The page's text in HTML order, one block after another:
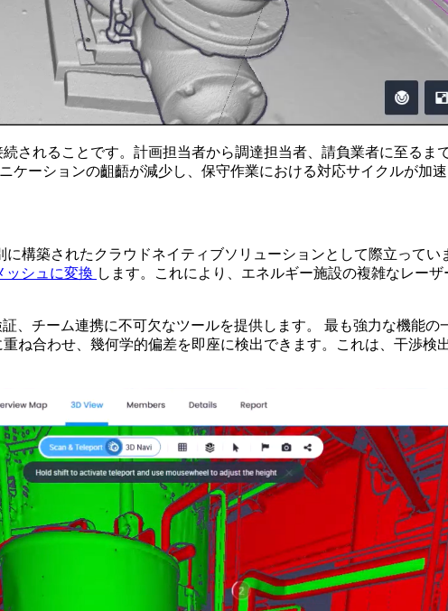
されることです。計画担当者から調達担当者、請負業者に至るま
ーションの齟齬が減少し、保守作業における対応サイクルが加速
構築されたクラウドネイティブソリューションとして際立ってい
ッシュに変換 します。これにより、エネルギー施設の複雑なレー
チーム連携に不可欠なツールを提供します。 最も強力な機能の
ね合わせ、幾何学的偏差を即座に検出できます。これは、干渉検